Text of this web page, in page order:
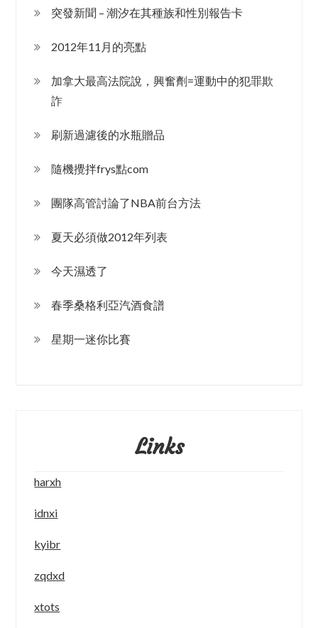
突發新聞 – 潮汐在其種族和性別報告卡
2012年11月的亮點
加拿大最高法院說，興奮劑=運動中的犯罪欺
詐
刷新過濾後的水瓶贈品
隨機攪拌frys點com
團隊高管討論了NBA前台方法
夏天必須做2012年列表
今天濕透了
春季桑格利亞汽酒食譜
星期一迷你比賽
Links
harxh
idnxi
kyibr
zqdxd
xtots